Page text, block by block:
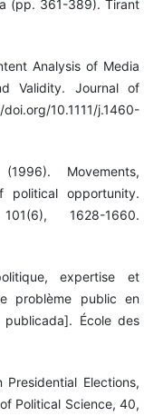
(pp. 361-389). Tirant
Analysis of Media
Validity. Journal of
10.1111/j.1460-
Movements,
political opportunity.
1628-1660.
expertise et
problème public en
École des
Elections,
Political Science, 40,